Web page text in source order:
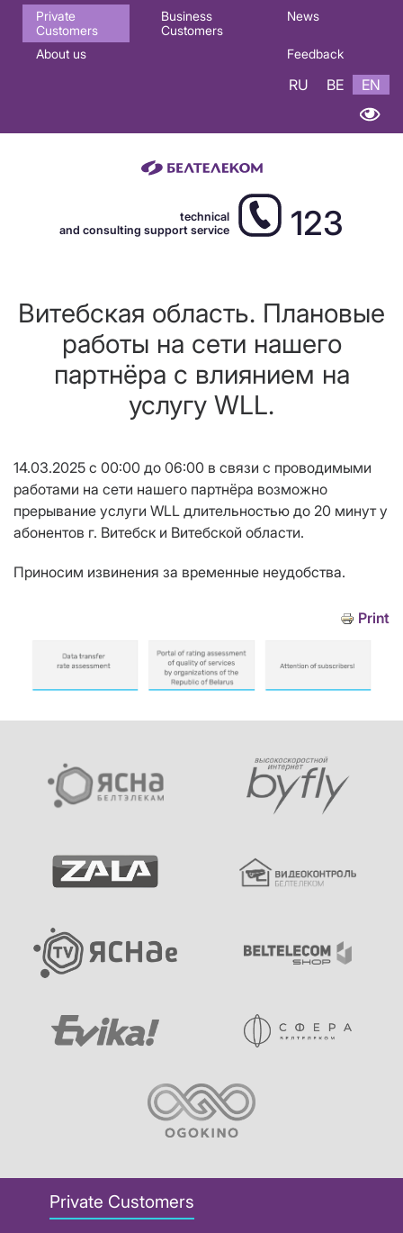
Основная
навигация
Private
Customers
Business
Customers
News
About us Feedback
RU BE EN
technical
and consulting support service
123
Витебская область. Плановые
работы на сети нашего
партнёра с влиянием на
услугу WLL.
14.03.2025 с 00:00 до 06:00 в связи с проводимыми
работами на сети нашего партнёра возможно
прерывание услуги WLL длительностью до 20 минут у
абонентов г. Витебск и Витебской области.
Приносим извинения за временные неудобства.
Print
Private Customers